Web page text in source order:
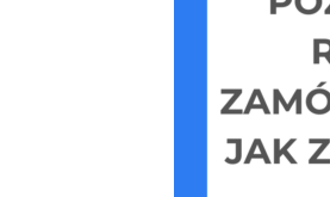
TISE
Oferta